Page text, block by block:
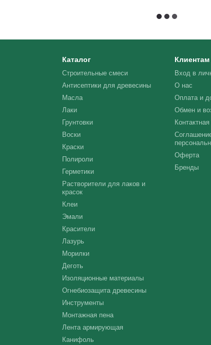
Каталог
Строительные смеси
Антисептики для древесины
Масла
Лаки
Грунтовки
Воски
Краски
Полироли
Герметики
Растворители для лаков и
красок
Клеи
Эмали
Красители
Лазурь
Морилки
Деготь
Изоляционные материалы
Огнебиозащита древесины
Инструменты
Монтажная пена
Лента армирующая
Канифоль
Клиентам
Вход в
О нас
Оплата и
Обмен и
Оферта
Бренды